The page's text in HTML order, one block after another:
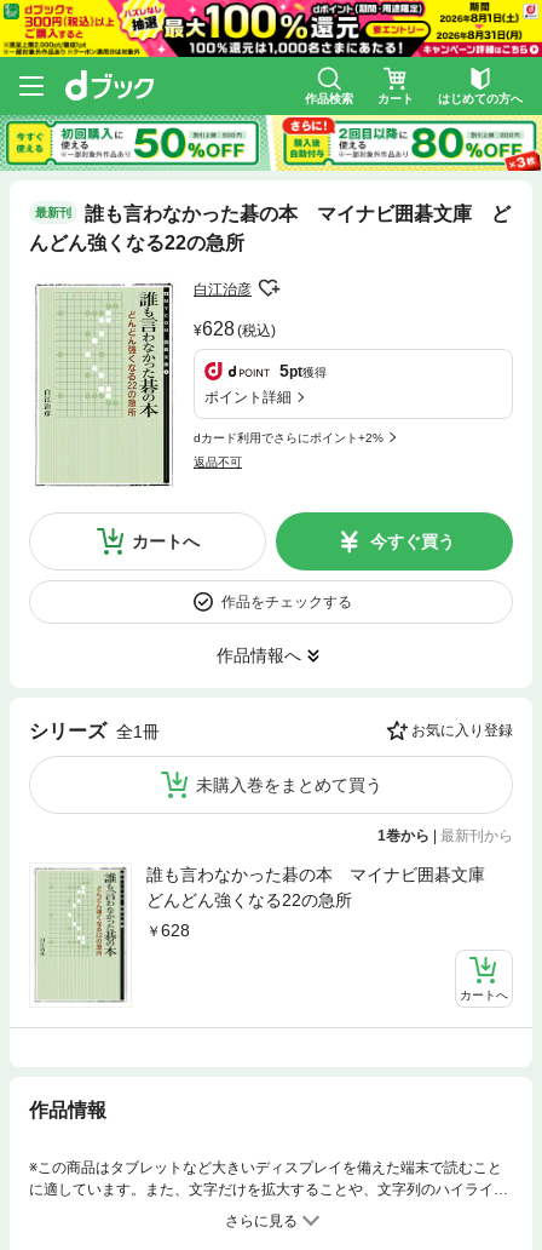
作品検索 カート はじめての方へ
最新刊
誰も言わなかった碁の本 マイナビ囲碁文庫 ど
んどん強くなる22の急所
白江治彦
628(税込)
5pt獲得
ポイント詳細
dカード利用でさらにポイント+2%
返品不可
カートへ 今すぐ買う
作品をチェックする
作品情報へ
シリーズ 全1冊 お気に入り登録
未購入巻をまとめて買う
1巻から | 最新刊から
誰も言わなかった碁の本 マイナビ囲碁文庫
どんどん強くなる22の急所
628
カートへ
作品情報
※この商品はタブレットなど大きいディスプレイを備えた端末で読むこと
に適しています。また、文字だけを拡大することや、文字列のハイライ
ト、検索、辞書の参照、引用などの機能が使用できません。過去の名著・
名作を文庫として残そうというMYCOM囲碁文庫の6作目です。「アマと